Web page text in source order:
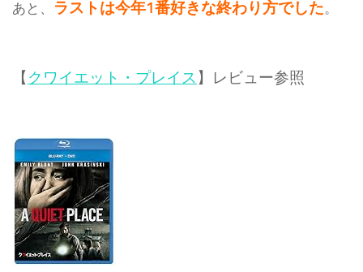
あと、 ラストは今年1番好きな終わり方でした。
【 クワイエット・プレイス 】レビュー参照